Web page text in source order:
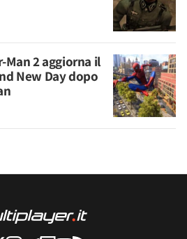
Man 2 aggiorna il
New Day dopo